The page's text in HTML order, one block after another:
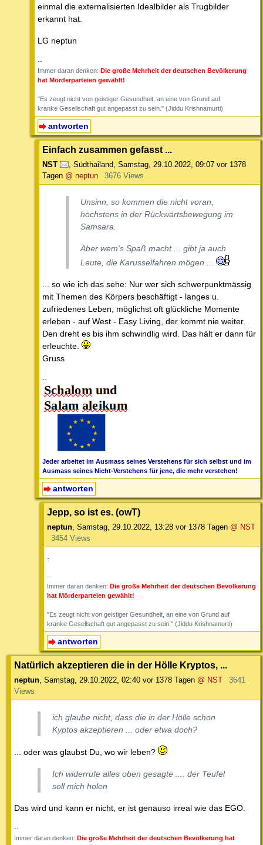
einmal die externalisierten Idealbilder als Trugbilder
erkannt hat.
LG neptun
--
Immer daran denken: Die große Mehrheit der deutschen Bevölkerung
hat Mörderparteien gewählt!
"Es zeugt nicht von geistiger Gesundheit, an eine von Grund auf
kranke Gesellschaft gut angepasst zu sein." (Jiddu Krishnamurti)
antworten
Einfach zusammen gefasst ...
NST Südthailand Samstag, 29.10.2022, 09:07 vor 1378
Tagen @ neptun 3676 Views
Unsinn, so kommen die nicht voran,
höchstens in der Rückwärtsbewegung im
Samsara.
Aber wem's Spaß macht ... gibt ja auch
Leute, die Karusselfahren mögen ...
... so wie ich das sehe: Nur wer sich schwerpunktmässig
mit Themen des Körpers beschäftigt - langes u.
zufriedenes Leben, möglichst oft glückliche Momente
erleben - auf West - Easy Living, der kommt nie weiter.
Den dreht es bis ihm schwindlig wird. Das hält er dann für
erleuchte.
Gruss
--
Jeder arbeitet im Ausmass seines Verstehens für sich selbst und im
Ausmass seines Nicht-Verstehens für jene, die mehr verstehen!
antworten
Jepp, so ist es. (owT)
neptun Samstag, 29.10.2022, 13:28 vor 1378 Tagen @ NST
3454 Views
--
Immer daran denken: Die große Mehrheit der deutschen Bevölkerung
hat Mörderparteien gewählt!
"Es zeugt nicht von geistiger Gesundheit, an eine von Grund auf
kranke Gesellschaft gut angepasst zu sein." (Jiddu Krishnamurti)
antworten
Natürlich akzeptieren die in der Hölle Kryptos, ...
neptun Samstag, 29.10.2022, 02:40 vor 1378 Tagen @ NST
3641
Views
ich glaube nicht, dass die in der Hölle schon
Kyptos akzeptieren ... oder etwa doch?
... oder was glaubst Du, wo wir leben?
Ich widerrufe alles oben gesagte .... der Teufel
soll mich holen
Das wird und kann er nicht, er ist genauso irreal wie das EGO.
--
Immer daran denken: Die große Mehrheit der deutschen Bevölkerung hat